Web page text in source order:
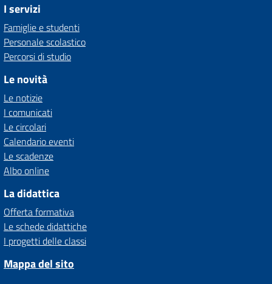
I servizi
Famiglie e studenti
Personale scolastico
Percorsi di studio
Le novità
Le notizie
I comunicati
Le circolari
Calendario eventi
Le scadenze
Albo online
La didattica
Offerta formativa
Le schede didattiche
I progetti delle classi
Mappa del sito